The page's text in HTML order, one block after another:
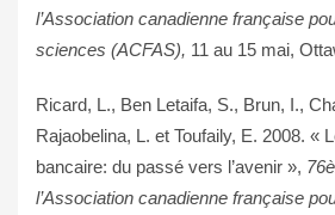
l’Association canadienne française
sciences (ACFAS), 11 au 15 mai,
Ricard, L., Ben Letaifa, S., Brun, I.,
Rajaobelina, L. et Toufaily, E. 2008. «
bancaire: du passé vers l’avenir »,
l’Association canadienne française